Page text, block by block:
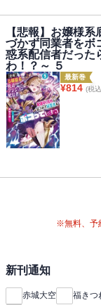
【悲報】お嬢様
づかず同業者を
惑系配信者だった
わ！？～ ５
最新巻
¥814 (税
※無料、予
新刊通知
赤城大空 福きつ